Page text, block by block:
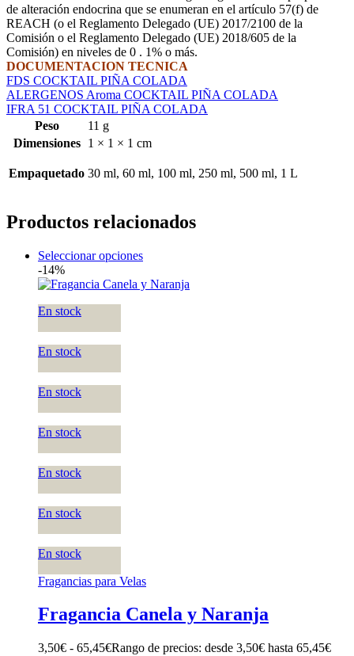
de alteración endocrina que se enumeran en el artículo 57(f) de
REACH (o el Reglamento Delegado (UE) 2017/2100 de la
Comisión o el Reglamento Delegado (UE) 2018/605 de la
Comisión) en niveles de 0 . 1% o más.
DOCUMENTACION TECNICA
FDS COCKTAIL PIÑA COLADA
ALERGENOS Aroma COCKTAIL PIÑA COLADA
IFRA 51 COCKTAIL PIÑA COLADA
Peso
11 g
Dimensiones
1 × 1 × 1 cm
Empaquetado 30 ml, 60 ml, 100 ml, 250 ml, 500 ml, 1 L
Productos relacionados
Seleccionar opciones
-14%
En stock
En stock
En stock
En stock
En stock
En stock
En stock
Fragancias para Velas
Fragancia Canela y Naranja
3,50€ - 65,45€Rango de precios: desde 3,50€ hasta 65,45€